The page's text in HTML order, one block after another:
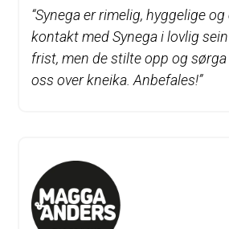
“Synega er rimelig, hyggelige
kontakt med Synega i lovlig
frist, men de stilte opp og
oss over kneika. Anbefales!”